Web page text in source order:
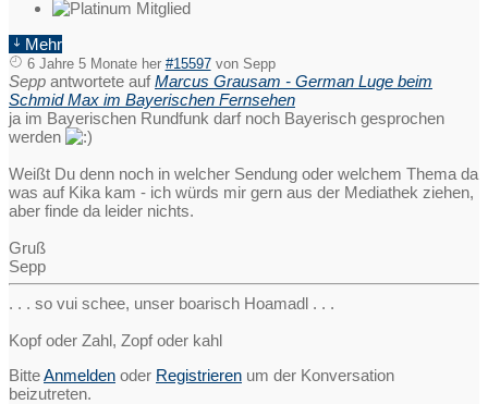
Mehr
6 Jahre 5 Monate her #15597 von Sepp
Sepp antwortete aufMarcus Grausam - German Luge beim
Schmid Max im Bayerischen Fernsehen
ja im Bayerischen Rundfunk darf noch Bayerisch gesprochen
werden
Weißt Du denn noch in welcher Sendung oder welchem Thema da
was auf Kika kam - ich würds mir gern aus der Mediathek ziehen,
aber finde da leider nichts.
Gruß
Sepp
. . . so vui schee, unser boarisch Hoamadl . . .
Kopf oder Zahl, Zopf oder kahl
BitteAnmelden oder Registrieren um der Konversation
beizutreten.